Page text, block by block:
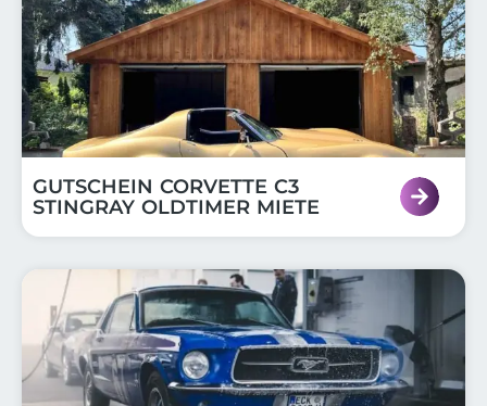
GUTSCHEIN CORVETTE C3
STINGRAY OLDTIMER MIETE